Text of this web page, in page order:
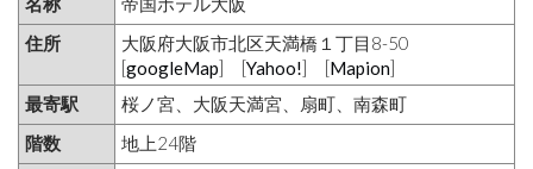
住所
大阪府大阪市北区天満橋１丁目8-50
[googleMap] [Yahoo!] [Mapion]
最寄駅
桜ノ宮、大阪天満宮、扇町、南森町
階数
地上24階